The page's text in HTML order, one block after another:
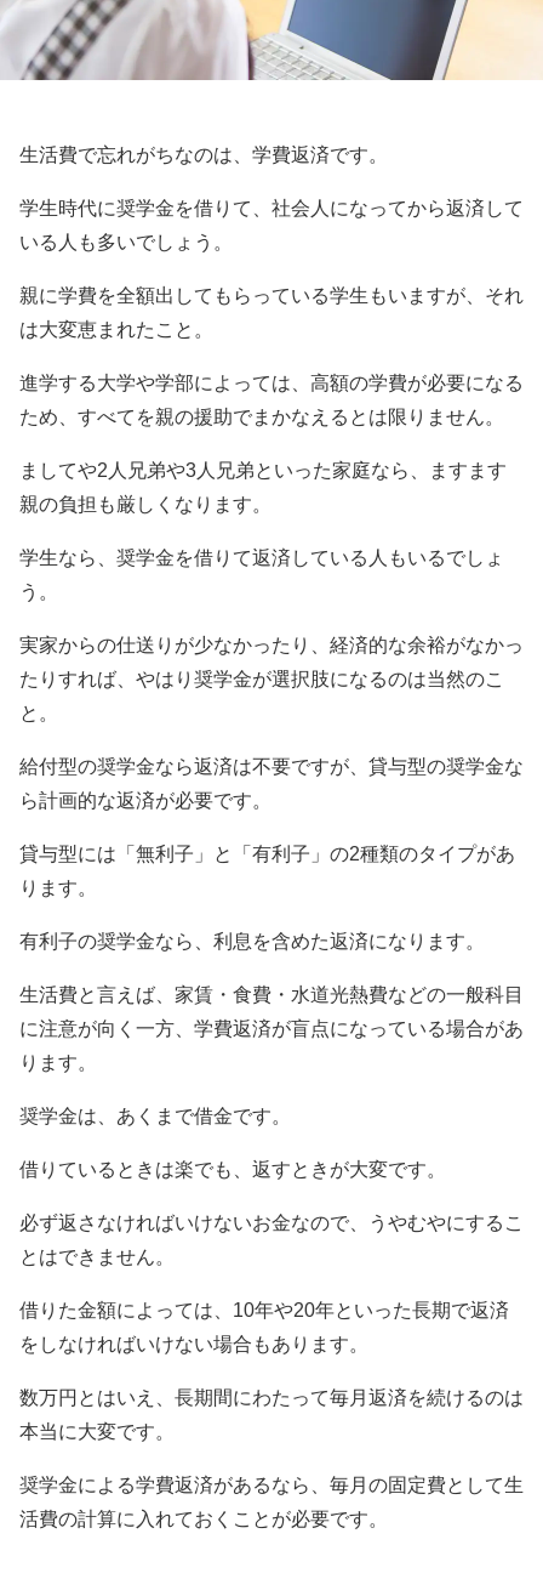
生活費で忘れがちなのは、学費返済です。
学生時代に奨学金を借りて、社会人になってから返済して
いる人も多いでしょう。
親に学費を全額出してもらっている学生もいますが、それ
は大変恵まれたこと。
進学する大学や学部によっては、高額の学費が必要になる
ため、すべてを親の援助でまかなえるとは限りません。
ましてや2人兄弟や3人兄弟といった家庭なら、ますます
親の負担も厳しくなります。
学生なら、奨学金を借りて返済している人もいるでしょ
う。
実家からの仕送りが少なかったり、経済的な余裕がなかっ
たりすれば、やはり奨学金が選択肢になるのは当然のこ
と。
給付型の奨学金なら返済は不要ですが、貸与型の奨学金な
ら計画的な返済が必要です。
貸与型には「無利子」と「有利子」の2種類のタイプがあ
ります。
有利子の奨学金なら、利息を含めた返済になります。
生活費と言えば、家賃・食費・水道光熱費などの一般科目
に注意が向く一方、学費返済が盲点になっている場合があ
ります。
奨学金は、あくまで借金です。
借りているときは楽でも、返すときが大変です。
必ず返さなければいけないお金なので、うやむやにするこ
とはできません。
借りた金額によっては、10年や20年といった長期で返済
をしなければいけない場合もあります。
数万円とはいえ、長期間にわたって毎月返済を続けるのは
本当に大変です。
奨学金による学費返済があるなら、毎月の固定費として生
活費の計算に入れておくことが必要です。